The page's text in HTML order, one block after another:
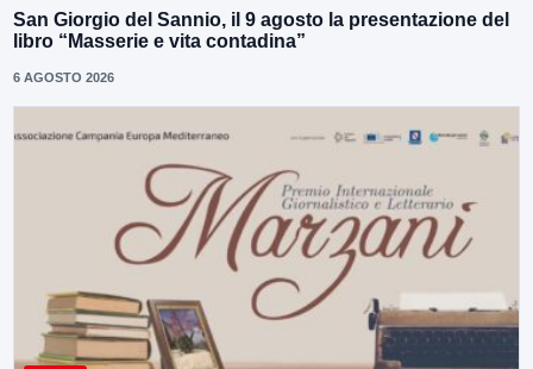
San Giorgio del Sannio, il 9 agosto la presentazione del
libro “Masserie e vita contadina”
6 AGOSTO 2026